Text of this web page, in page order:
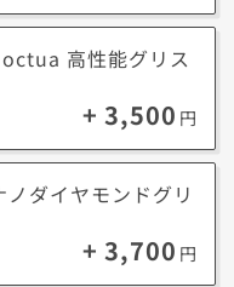
高性能グリス
+ 3,500 円
ダイヤモンドグリ
+ 3,700 円